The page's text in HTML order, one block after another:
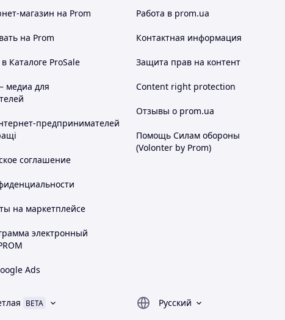
вмещенных предметов.
от спортивных занятий, не
магазин на Prom
на Prom
Каталоге ProSale
медиа для
предпринимателей
соглашение
на маркетплейсе
электронный
Ads
Работа в prom.ua
Контактная информация
Защита прав на контент
Content right protection
Отзывы о prom.ua
Помощь Силам обороны
(Volonter by Prom)
BETA
Русский